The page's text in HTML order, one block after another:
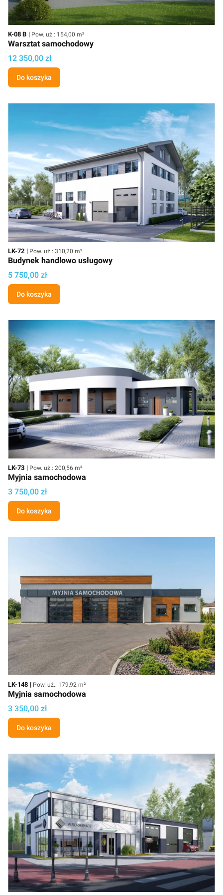
Kod
K-08 B Powierzchnia użytkowa
Pow. uż.: 154,00 m²
Warsztat samochodowy
Cena
12 350,00 zł
Do koszyka
Kod
LK-72 Powierzchnia użytkowa
Pow. uż.: 310,20 m²
Budynek handlowo usługowy
Cena projektu
5 750,00 zł
Do koszyka
Kod
LK-73 Powierzchnia użytkowa
Pow. uż.: 200,56 m²
Myjnia samochodowa
Cena projektu
3 750,00 zł
Do koszyka
Kod
LK-148 Powierzchnia użytkowa
Pow. uż.: 179,92 m²
Myjnia samochodowa
Cena projektu
3 350,00 zł
Do koszyka